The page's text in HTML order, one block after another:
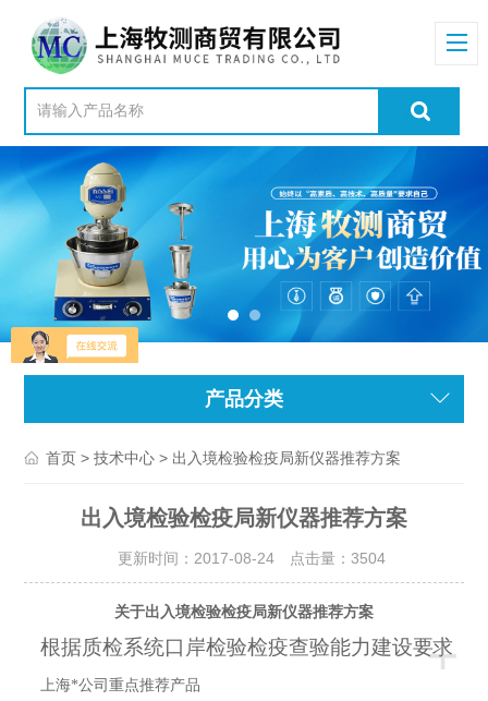
产品分类
首页 >技术中心 > 出入境检验检疫局新仪器推荐方案
出入境检验检疫局新仪器推荐方案
更新时间：2017-08-24 点击量： 3504
关于出入境检验检疫局新仪器推荐方案
+
根据质检系统口岸检验检疫查验能力建设要求
上海*公司重点推荐产品